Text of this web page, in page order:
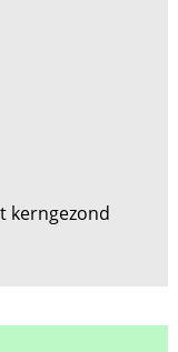
kerngezond